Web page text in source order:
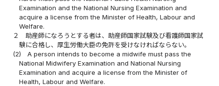
Examination and the National Nursing Examination and
acquire a license from the Minister of Health, Labour and
Welfare.
２
助産師になろうとする者は、助産師国家試験及び看護師国家試
験に合格し、厚生労働大臣の免許を受けなければならない。
(2)
A person intends to become a midwife must pass the
National Midwifery Examination and National Nursing
Examination and acquire a license from the Minister of
Health, Labour and Welfare.